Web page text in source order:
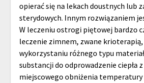
opierać się na lekach doustnych lub
sterydowych. Innym rozwiązaniem
W leczeniu ostrogi piętowej bardzo
leczenie zimnem, zwane
wykorzystaniu różnego typu
substancji do odprowadzenie ciepła z
miejscowego obniżenia temperatury